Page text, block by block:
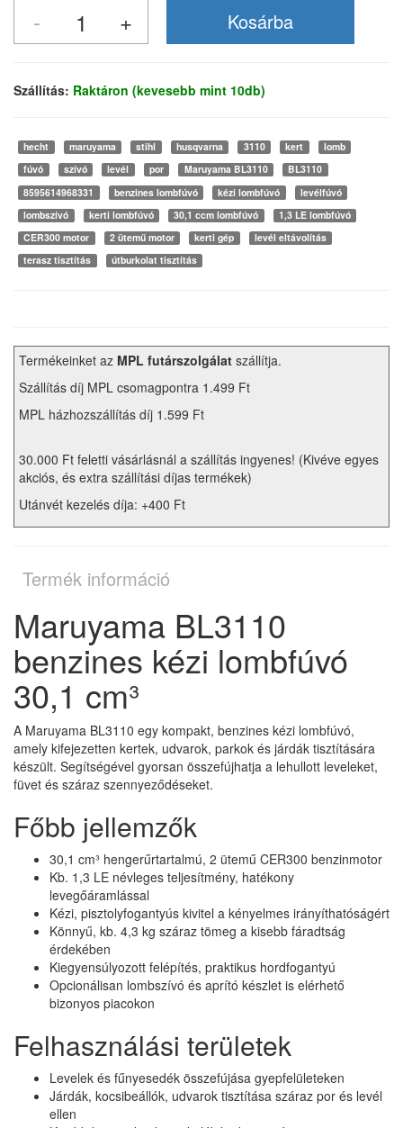
Szállítás: Raktáron (kevesebb mint 10db)
hecht maruyama stihl husqvarna 3110 kert
lomb
fúvó
szívó levél por Maruyama BL3110
BL3110
8595614968331
benzines lombfúvó kézi lombfúvó
levélfúvó
lombszívó
kerti lombfúvó 30,1 ccm lombfúvó
1,3 LE lombfúvó
CER300 motor
2 ütemű motor kerti gép
levél eltávolítás
terasz tisztítás
útburkolat tisztítás
Termékeinket az MPL futárszolgálat szállítja.
Szállítás díj MPL csomagpontra 1.499 Ft
MPL házhozszállítás díj 1.599 Ft
30.000 Ft feletti vásárlásnál a szállítás ingyenes! (Kivéve egyes
akciós, és extra szállítási díjas termékek)
Utánvét kezelés díja: +400 Ft
Termék információ
Maruyama BL3110
benzines kézi lombfúvó
30,1 cm³
A Maruyama BL3110 egy kompakt, benzines kézi lombfúvó,
amely kifejezetten kertek, udvarok, parkok és járdák tisztítására
készült. Segítségével gyorsan összefújhatja a lehullott leveleket,
füvet és száraz szennyeződéseket.
Főbb jellemzők
30,1 cm³ hengerűrtartalmú, 2 ütemű CER300 benzinmotor
Kb. 1,3 LE névleges teljesítmény, hatékony
levegőáramlással
Kézi, pisztolyfogantyús kivitel a kényelmes irányíthatóságért
Könnyű, kb. 4,3 kg száraz tömeg a kisebb fáradtság
érdekében
Kiegyensúlyozott felépítés, praktikus hordfogantyú
Opcionálisan lombszívó és aprító készlet is elérhető
bizonyos piacokon
Felhasználási területek
Levelek és fűnyesedék összefújása gyepfelületeken
Járdák, kocsibeállók, udvarok tisztítása száraz por és levél
ellen